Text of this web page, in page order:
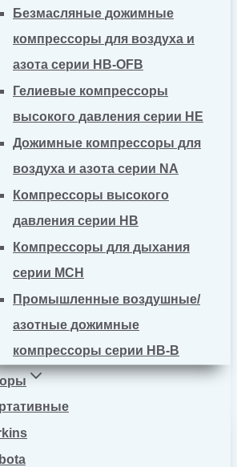
Безмасляные дожимные
компрессоры для воздуха и
азота серии HB-OFB
Гелиевые компрессоры
высокого давления серии HE
Дожимные компрессоры для
воздуха и азота серии NA
Компрессоры высокого
давления серии HB
Компрессоры для дыхания
серии MCH
Промышленные воздушные/
азотные дожимные
компрессоры серии HB-B